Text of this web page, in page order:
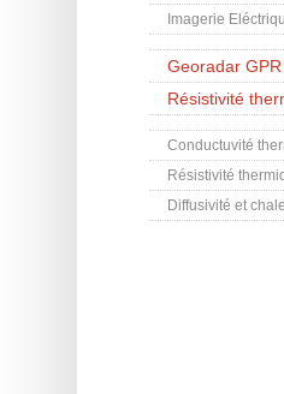
Imagerie
Georadar GPR
Résistivité
Conductuvité
Résistivité
Diffusivité et